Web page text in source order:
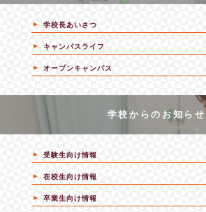
学校長あいさつ
キャンパスライフ
オープンキャンパス
学校からのお知らせ
受験生向け情報
在校生向け情報
卒業生向け情報